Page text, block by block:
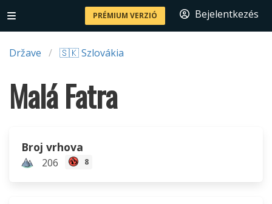
PRÉMIUM VERZIÓ Bejelentkezés
Države 🇸🇰 Szlovákia
Malá Fatra
Broj vrhova
206 8